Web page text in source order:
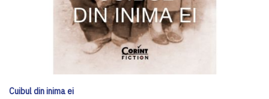
Cuibul din inima ei